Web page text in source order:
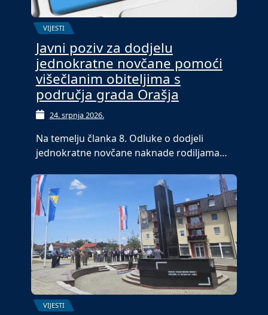
VIJESTI
Javni poziv za dodjelu
jednokratne novčane pomoći
višečlanim obiteljima s
područja grada Orašja
24. srpnja 2026.
Na temelju članka 8. Odluke o dodjeli
jednokratne novčane naknade rodiljama…
VIJESTI